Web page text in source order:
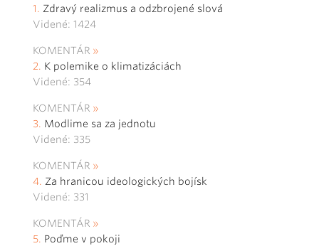
Zdravý realizmus a odzbrojené slová
Videné: 1424
KOMENTÁR
K polemike o klimatizáciách
Videné: 354
KOMENTÁR
Modlime sa za jednotu
Videné: 335
KOMENTÁR
Za hranicou ideologických bojísk
Videné: 331
KOMENTÁR
Poďme v pokoji